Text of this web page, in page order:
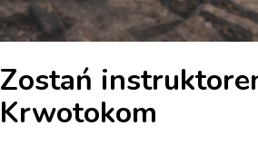
Zostań
Krwotokom